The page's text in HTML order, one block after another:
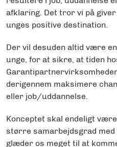
afklaring. Det tror vi på
unges positive destination.
Der vil desuden altid være
unge, for at sikre, at tiden
derigennem maksimere
eller job/uddannelse.
Konceptet skal endeligt
større samarbejdsgrad
glæder os meget til at